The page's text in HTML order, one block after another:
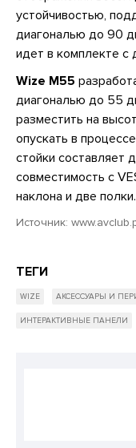
устойчивостью,
диагональю до 90
идет в комплекте с
Wize М55
диагональю до 55
разместить на
опускать в
стойки составляет
совместимость с
наклона и две полки.
Источник:
ТЕГИ
WIZE АКСЕССУАРЫ И
ИНТЕРАКТИВНЫЕ ПАНЕЛИ